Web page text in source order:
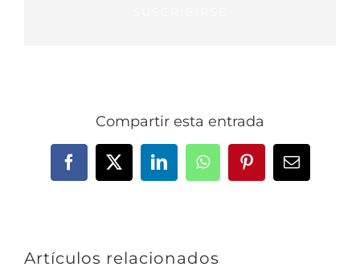
Compartir esta entrada
Facebook
X LinkedInWhatsAppPinterestCorreo
Artículos relacionados